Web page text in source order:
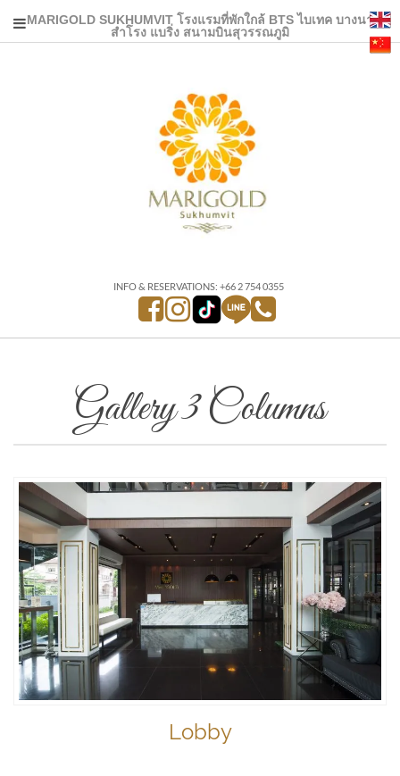
MARIGOLD SUKHUMVIT โรงแรมที่พักใกล้ BTS ไบเทค บางนา
สำโรง แบริ่ง สนามบินสุวรรณภูมิ
INFO & RESERVATIONS: +66 2 754 0355
Gallery 3 Columns
Lobby